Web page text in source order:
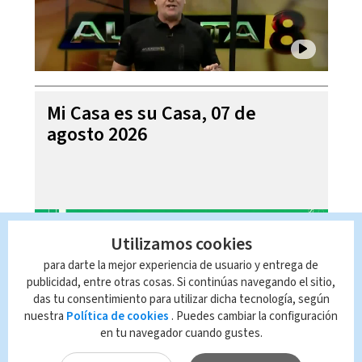
Mi Casa es su Casa, 07 de
agosto 2026
Utilizamos cookies
para darte la mejor experiencia de usuario y entrega de
publicidad, entre otras cosas. Si continúas navegando el sitio,
das tu consentimiento para utilizar dicha tecnología, según
nuestra Política de cookies . Puedes cambiar la configuración
en tu navegador cuando gustes.